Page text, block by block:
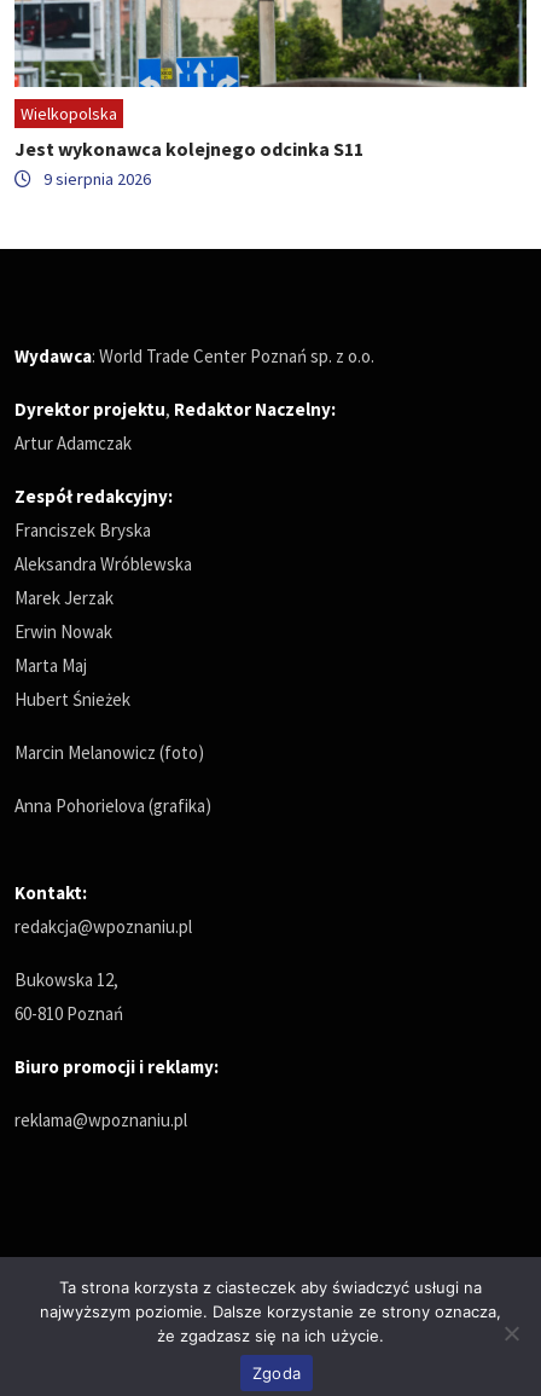
Wielkopolska
Jest wykonawca kolejnego odcinka S11
9 sierpnia 2026
Wydawca: World Trade Center Poznań sp. z o.o.
Dyrektor projektu, Redaktor Naczelny:
Artur Adamczak
Zespół redakcyjny:
Franciszek Bryska
Aleksandra Wróblewska
Marek Jerzak
Erwin Nowak
Marta Maj
Hubert Śnieżek
Marcin Melanowicz (foto)
Anna Pohorielova (grafika)
Kontakt:
redakcja@wpoznaniu.pl
Bukowska 12,
60-810 Poznań
Biuro promocji i reklamy:
reklama@wpoznaniu.pl
Polityka prywatności
© Copyrights 2025. All Rights Reserved by wPoznaniu.pl
Ta strona korzysta z ciasteczek aby świadczyć usługi na
najwyższym poziomie. Dalsze korzystanie ze strony oznacza,
że zgadzasz się na ich użycie.
Zgoda